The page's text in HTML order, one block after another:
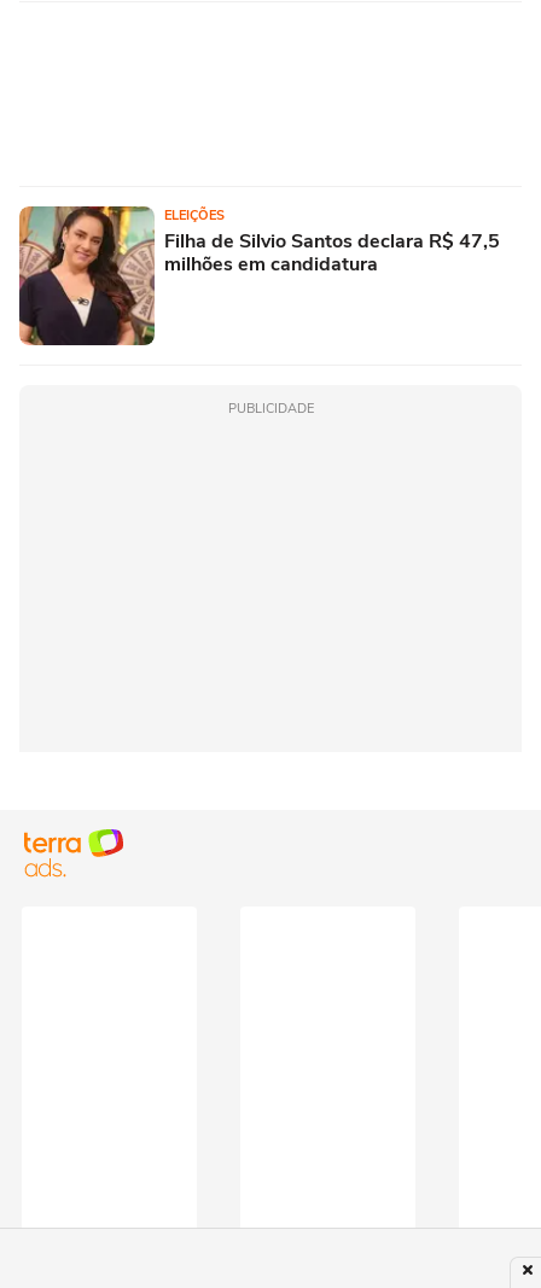
ELEIÇÕES
Filha de Silvio Santos declara R$ 47,5
milhões em candidatura
PUBLICIDADE